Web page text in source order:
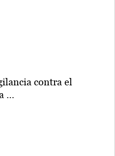
contra el
…